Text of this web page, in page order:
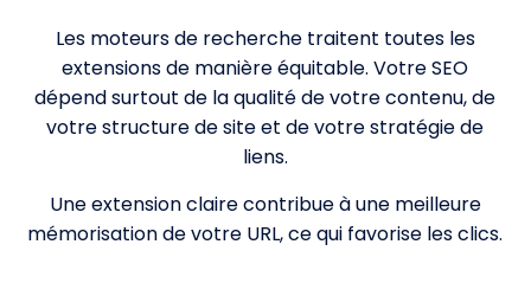
Les moteurs de recherche traitent toutes les
extensions de manière équitable. Votre SEO
dépend surtout de la qualité de votre contenu, de
votre structure de site et de votre stratégie de
liens.
Une extension claire contribue à une meilleure
mémorisation de votre URL, ce qui favorise les clics.